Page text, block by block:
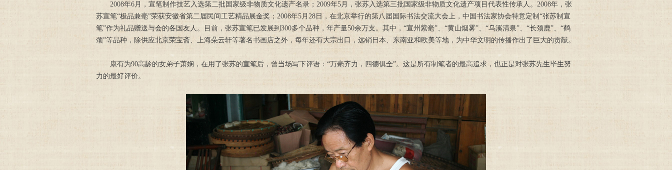
2008年6月，宣笔制作技艺入选第二批国家级非物质文化遗产名录；2009年5月，张苏入选第三批国家级非物质文化遗产项目代表性传承人。2008年，张
苏宣笔“极品兼毫”荣获安徽省第二届民间工艺精品展金奖；2008年5月28日，在北京举行的第八届国际书法交流大会上，中国书法家协会特意定制“张苏制宣
笔”作为礼品赠送与会的各国友人。目前，张苏宣笔已发展到300多个品种，年产量50余万支。其中，“宣州紫毫”、“黄山烟雾”、“乌溪清泉”、“长颈鹿”、“鹤
颈”等品种，除供应北京荣宝斋、上海朵云轩等著名书画店之外，每年还有大宗出口，远销日本、东南亚和欧美等地，为中华文明的传播作出了巨大的贡献。
康有为90高龄的女弟子萧娴，在用了张苏的宣笔后，曾当场写下评语：“万毫齐力，四德俱全”。这是所有制笔者的最高追求，也正是对张苏先生毕生努
力的最好评价。